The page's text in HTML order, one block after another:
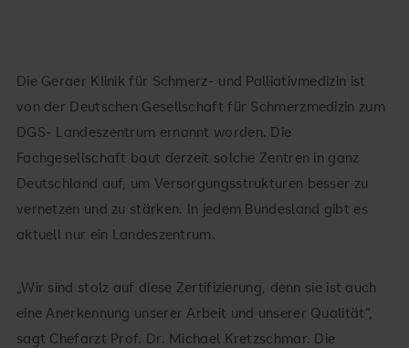
Die Geraer Klinik für Schmerz- und Palliativmedizin ist
von der Deutschen Gesellschaft für Schmerzmedizin zum
DGS- Landeszentrum ernannt worden. Die
Fachgesellschaft baut derzeit solche Zentren in ganz
Deutschland auf, um Versorgungsstrukturen besser zu
vernetzen und zu stärken. In jedem Bundesland gibt es
aktuell nur ein Landeszentrum.
„Wir sind stolz auf diese Zertifizierung, denn sie ist auch
eine Anerkennung unserer Arbeit und unserer Qualität“,
sagt Chefarzt Prof. Dr. Michael Kretzschmar. Die